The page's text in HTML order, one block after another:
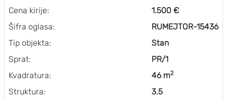
Cena kirije:
Šifra oglasa:
Tip objekta:
Sprat:
Kvadratura:
Struktura:
1.500 €
RUMEJTOR-15436
Stan
PR/1
46 m2
3.5